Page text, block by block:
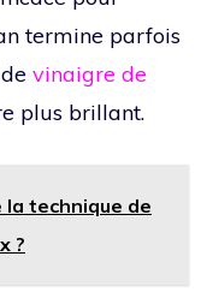
termine parfois
vinaigre de
plus brillant.
la technique de
?